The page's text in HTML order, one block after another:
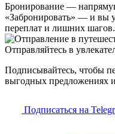
Бронирование —
«Забронировать» — и вы
переплат и лишних шагов.
Отправляйтесь в
Подписывайтесь, чтобы
выгодных предложениях
Подписаться на